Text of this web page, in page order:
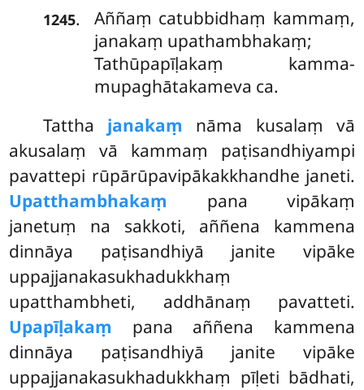
1245.
Aññaṃ catubbidhaṃ kammaṃ,
janakaṃ upathambhakaṃ;
Tathūpapīḷakaṃ kamma-
mupaghātakameva ca.
Tattha janakaṃ nāma kusalaṃ vā
akusalaṃ vā kammaṃ paṭisandhiyampi
pavattepi rūpārūpavipākakkhandhe janeti.
Upatthambhakaṃ pana vipākaṃ
janetuṃ na sakkoti, aññena kammena
dinnāya paṭisandhiyā janite vipāke
uppajjanakasukhadukkhaṃ
upatthambheti, addhānaṃ pavatteti.
Upapīḷakaṃ pana aññena kammena
dinnāya paṭisandhiyā janite vipāke
uppajjanakasukhadukkhaṃ pīḷeti bādhati,